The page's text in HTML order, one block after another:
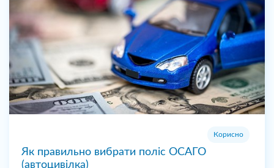
Корисно
Як правильно вибрати поліс ОСАГО
(автоцивілка)